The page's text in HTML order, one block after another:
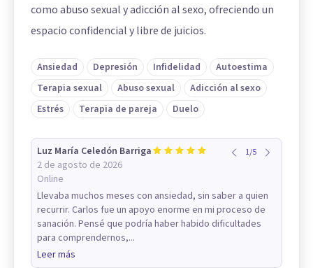
como abuso sexual y adicción al sexo, ofreciendo un
espacio confidencial y libre de juicios.
Ansiedad Depresión Infidelidad
Autoestima
Terapia sexual
Abuso sexual
Adicción al sexo
Estrés
Terapia de pareja Duelo
Luz María Celedón Barriga
2 de agosto de 2026
Online
1/5
Llevaba muchos meses con ansiedad, sin saber a quien
recurrir. Carlos fue un apoyo enorme en mi proceso de
sanación. Pensé que podría haber habido dificultades
para comprendernos,...
Leer más